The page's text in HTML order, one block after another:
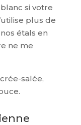
si votre
plus de
étals en
ne me
salée,